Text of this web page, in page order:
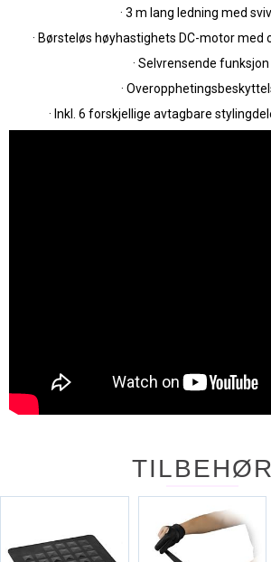
· 3 m lang ledning med
· Børsteløs høyhastighets DC-motor med
· Selvrensende funksjon
·
· Inkl. 6 forskjellige avtagbare
TILBEHØR